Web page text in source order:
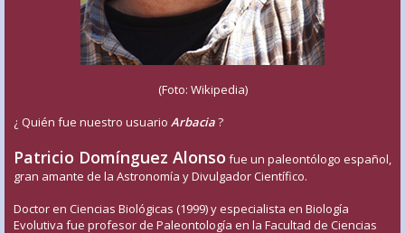
(Foto: Wikipedia)
¿ Quién fue nuestro usuario Arbacia?
Patricio Domínguez Alonso fue un paleontólogo español,
gran amante de la Astronomía y Divulgador Científico.
Doctor en Ciencias Biológicas (1999) y especialista en Biología
Evolutiva fue profesor de Paleontología en la Facultad de Ciencias